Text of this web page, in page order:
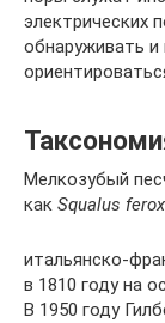
электрических
обнаруживать и
Мелкозубый
как Squalus ferox
итальянско-
в 1810 году на
В 1950 году